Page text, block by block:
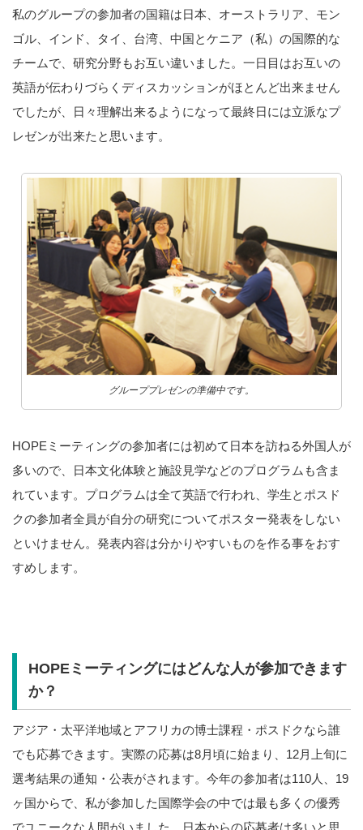
私のグループの参加者の国籍は日本、オーストラリア、モン
ゴル、インド、タイ、台湾、中国とケニア（私）の国際的な
チームで、研究分野もお互い違いました。一日目はお互いの
英語が伝わりづらくディスカッションがほとんど出来ません
でしたが、日々理解出来るようになって最終日には立派なプ
レゼンが出来たと思います。
グループプレゼンの準備中です。
HOPEミーティングの参加者には初めて日本を訪ねる外国人が
多いので、日本文化体験と施設見学などのプログラムも含ま
れています。プログラムは全て英語で行われ、学生とポスド
クの参加者全員が自分の研究についてポスター発表をしない
といけません。発表内容は分かりやすいものを作る事をおす
すめします。
HOPEミーティングにはどんな人が参加できます
か？
アジア・太平洋地域とアフリカの博士課程・ポスドクなら誰
でも応募できます。実際の応募は8月頃に始まり、12月上旬に
選考結果の通知・公表がされます。今年の参加者は110人、19
ヶ国からで、私が参加した国際学会の中では最も多くの優秀
でユニークな人間がいました。日本からの応募者は多いと思